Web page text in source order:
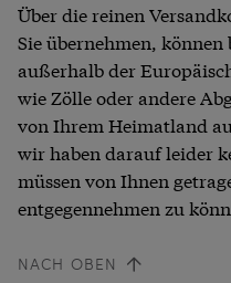
Über die reinen
Sie übernehmen,
außerhalb der
wie Zölle oder andere
von Ihrem Heimatland
wir haben darauf leider
müssen von Ihnen
entgegennehmen zu
NACH OBEN